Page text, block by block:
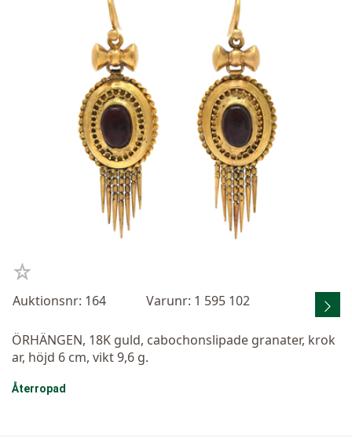
Auktionsnr: 164 Varunr: 1 595 102
ÖRHÄNGEN, 18K guld, cabochonslipade granater, krok
ar, höjd 6 cm, vikt 9,6 g.
Återropad